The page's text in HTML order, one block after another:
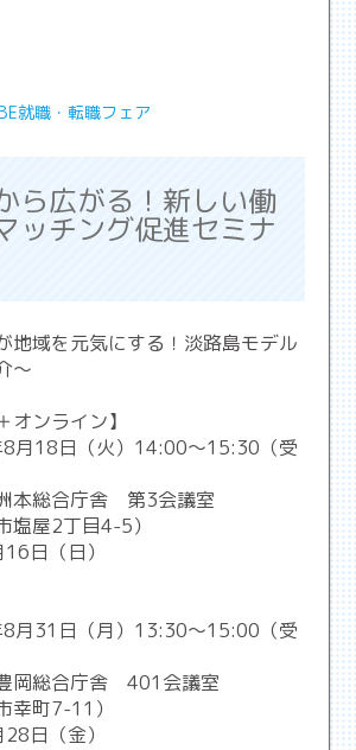
就職・転職フェア
ら広がる！新しい働
ッチング促進セミナ
地域を元気にする！淡路島モデル
～
オンライン】
月18日（火）14:00～15:30（受
本総合庁舎 第3会議室
2丁目4-5）
日（日）
月31日（月）13:30～15:00（受
岡総合庁舎 401会議室
町7-11）
日（金）